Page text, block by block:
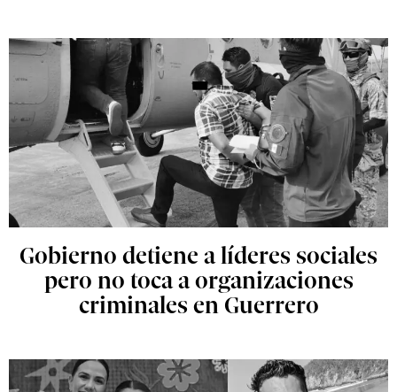
Gobierno detiene a líderes sociales
pero no toca a organizaciones
criminales en Guerrero